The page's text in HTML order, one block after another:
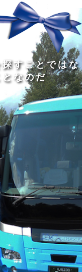
があ る
探す ことではな
と なのだ
ある。人と会
る ことだ
をする
があ る
にも 、外に出た
子供がいる
はな く、旅をす
泉で ある